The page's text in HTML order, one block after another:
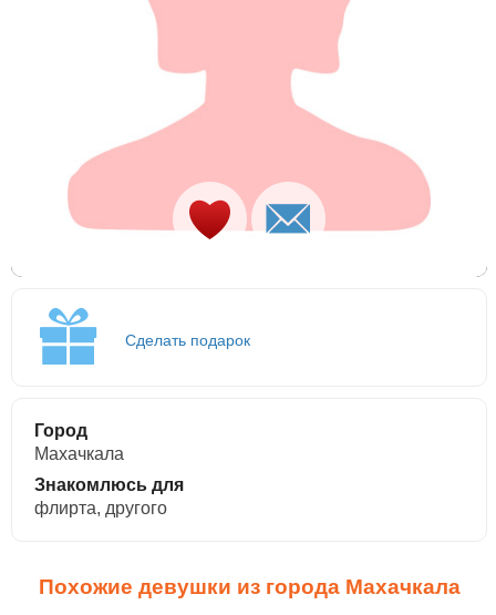
Сделать подарок
Город
Махачкала
Знакомлюсь для
флирта, другого
Похожие девушки из города Махачкала